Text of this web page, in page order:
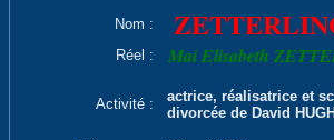
Nom :
Réel : Mai Elisabeth
Activité :
actrice, réalisatrice et
divorcée de David